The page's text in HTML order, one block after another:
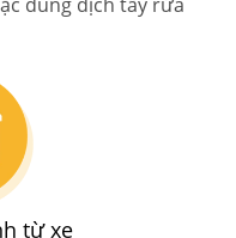
từ xe